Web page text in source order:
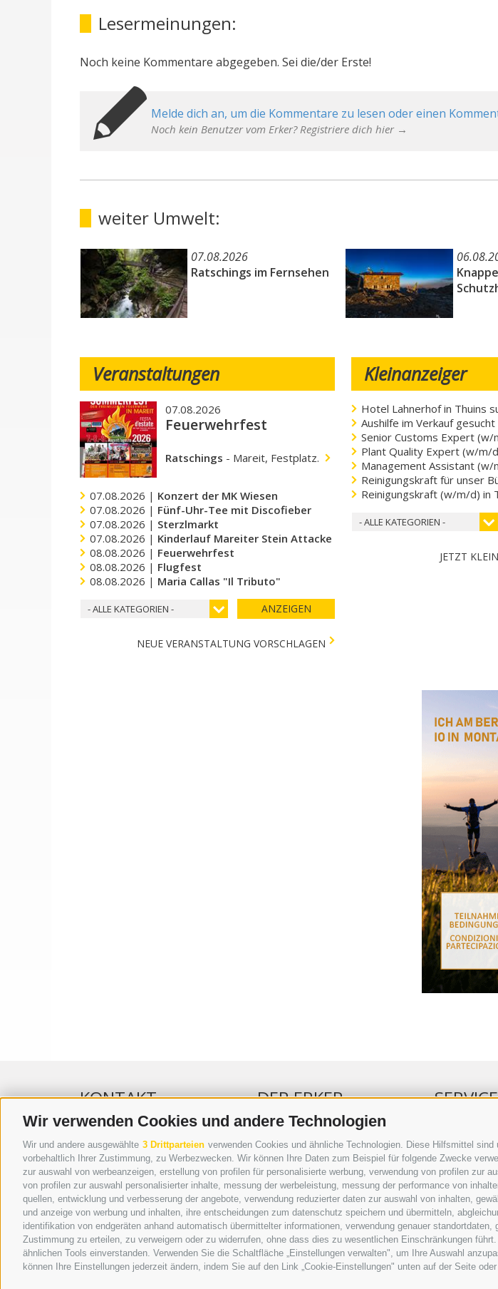
Wir verwenden Cookies und andere Technologien
Wir und andere ausgewählte 3 Drittparteien verwenden Cookies und ähnliche Technologien. Diese Hilfsmittel
vorbehaltlich Ihrer Zustimmung, zu Werbezwecken. Wir können Ihre Daten zum Beispiel für folgende Zwecke
zur auswahl von werbeanzeigen, erstellung von profilen für personalisierte werbung, verwendung von profilen zur
von profilen zur auswahl personalisierter inhalte, messung der werbeleistung, messung der performance von
quellen, entwicklung und verbesserung der angebote, verwendung reduzierter daten zur auswahl von inhalten,
und anzeige von werbung und inhalten, ihre entscheidungen zum datenschutz speichern und übermitteln,
identifikation von endgeräten anhand automatisch übermittelter informationen, verwendung genauer
Zustimmung zu erteilen, zu verweigern oder zu widerrufen, ohne dass dies zu wesentlichen Einschränkungen
ähnlichen Tools einverstanden. Verwenden Sie die Schaltfläche „Einstellungen verwalten", um Ihre Auswahl
können Ihre Einstellungen jederzeit ändern, indem Sie auf den Link „Cookie-Einstellungen" unten auf der Seite
Lesermeinungen:
Noch keine Kommentare abgegeben. Sei die/der Erste!
Melde dich an, um die Kommentare zu lesen oder einen
Noch kein Benutzer vom Erker? Registriere dich hier →
weiter Umwelt:
07.08.2026
Ratschings im Fernsehen
Veranstaltungen
07.08.2026
Feuerwehrfest
Ratschings - Mareit, Festplatz.
07.08.2026 | Konzert der MK Wiesen
07.08.2026 | Fünf-Uhr-Tee mit Discofieber
07.08.2026 | Sterzlmarkt
07.08.2026 | Kinderlauf Mareiter Stein Attacke
08.08.2026 | Feuerwehrfest
08.08.2026 | Flugfest
08.08.2026 | Maria Callas "Il Tributo"
- ALLE KATEGORIEN - ANZEIGEN
NEUE VERANSTALTUNG VORSCHLAGEN
Kleinanzeiger
Hotel Lahnerhof in Thuins
Aushilfe im Verkauf gesucht
Senior Customs Expert (w/
Plant Quality Expert (w/m/
Management Assistant (w/
Reinigungskraft für unser
Reinigungskraft (w/m/d) in
- ALLE KATEGORIEN -
JETZT
KONTAKT
WIPP-MEDIA GMBH
DER ERKER
NEUSTADT 20A
I-39049 STERZING
TEL.: +39 0472 766876
GRAFIK@DERERKER.IT
INFO@DERERKER.IT
BARBARA.FONTANA@DERERKER.IT
DER ERKER
WERBEN IM ERKER
ONLINE-WERBUNG
SEPA-DAUERAUFTRAG
REGELN LESERKOMMENTARE
ONLINE VOTING
SERVICE
NÜTZLICHE
WETTER
WEBCAM
VIDEOS
TRAUER